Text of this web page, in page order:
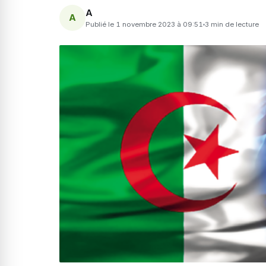
A A
Publié le 1 novembre 2023 à 09:51 3 min de lecture